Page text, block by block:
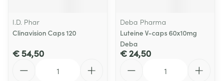
I.D. Phar
Clinavision Caps 120
€ 54,50
Deba Pharma
Luteine V-caps 60x10mg
Deba
€ 24,50